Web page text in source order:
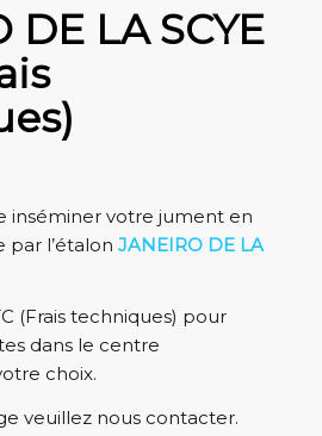
DE LA SCYE
inséminer votre jument en
l’étalon JANEIRO DE LA
(Frais techniques) pour
dans le centre
choix.
veuillez nous contacter.